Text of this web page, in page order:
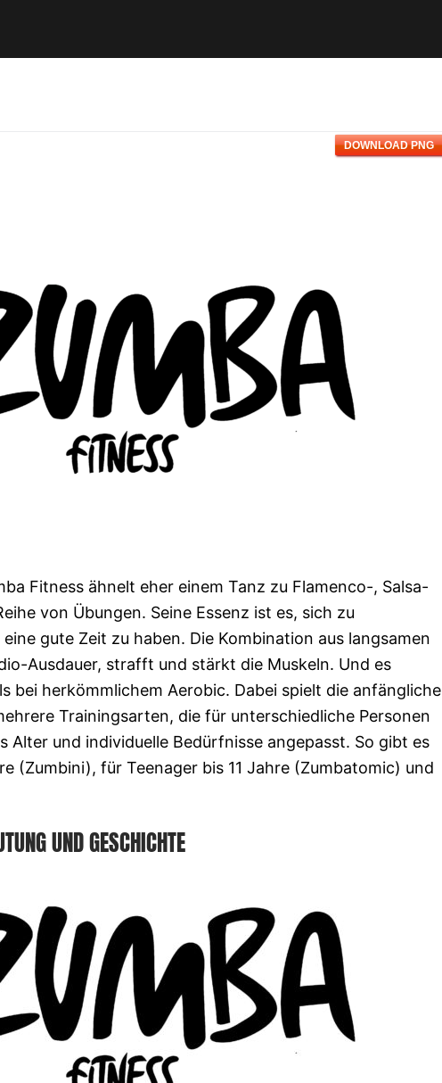
DOWNLOAD PNG
Fitness ähnelt eher einem Tanz zu Flamenco-, Salsa-
von Übungen. Seine Essenz ist es, sich zu
gute Zeit zu haben. Die Kombination aus langsamen
Ausdauer, strafft und stärkt die Muskeln. Und es
bei herkömmlichem Aerobic. Dabei spielt die anfängliche
Trainingsarten, die für unterschiedliche Personen
Alter und individuelle Bedürfnisse angepasst. So gibt es
(Zumbini), für Teenager bis 11 Jahre (Zumbatomic) und
UND GESCHICHTE